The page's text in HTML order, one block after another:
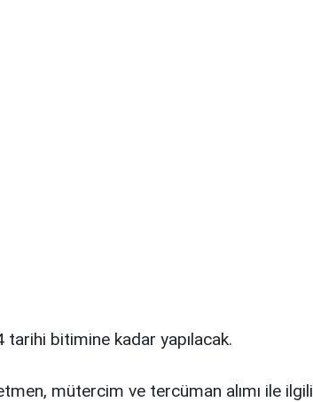
tarihi bitimine kadar yapılacak.
mütercim ve tercüman alımı ile ilgili